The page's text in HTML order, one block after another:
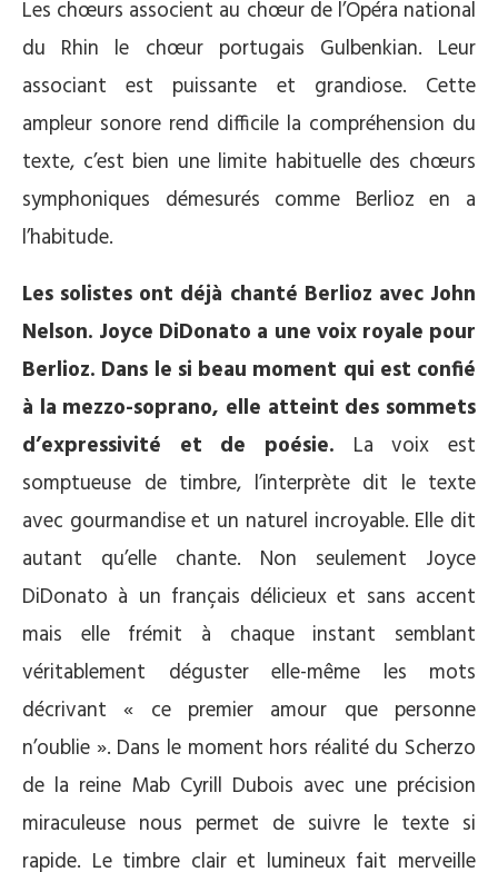
Les chœurs associent au chœur de l’Opéra national
du Rhin le chœur portugais Gulbenkian. Leur
associant est puissante et grandiose. Cette
ampleur sonore rend difficile la compréhension du
texte, c’est bien une limite habituelle des chœurs
symphoniques démesurés comme Berlioz en a
l’habitude.
Les solistes ont déjà chanté Berlioz avec John
Nelson. Joyce DiDonato a une voix royale pour
Berlioz. Dans le si beau moment qui est confié
à la mezzo-soprano, elle atteint des sommets
d’expressivité et de poésie. La voix est
somptueuse de timbre, l’interprète dit le texte
avec gourmandise et un naturel incroyable. Elle dit
autant qu’elle chante. Non seulement Joyce
DiDonato à un français délicieux et sans accent
mais elle frémit à chaque instant semblant
véritablement déguster elle-même les mots
décrivant « ce premier amour que personne
n’oublie ». Dans le moment hors réalité du Scherzo
de la reine Mab Cyrill Dubois avec une précision
miraculeuse nous permet de suivre le texte si
rapide. Le timbre clair et lumineux fait merveille